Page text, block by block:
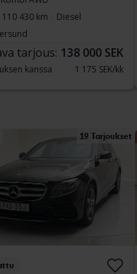
110 430 km
Diesel
tarjous: 138 000 SEK
kanssa 1 175 SEK/kk
19 Tarjoukset